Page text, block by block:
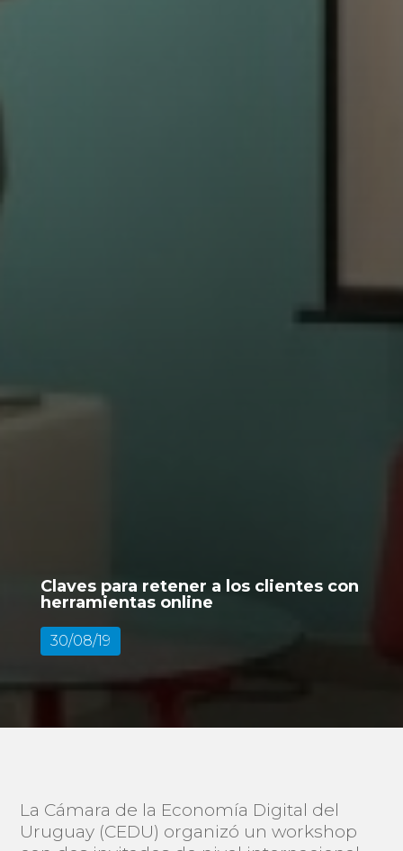
Claves para retener a los clientes con
herramientas online
30/08/19
La Cámara de la Economía Digital del
Uruguay (CEDU) organizó un workshop